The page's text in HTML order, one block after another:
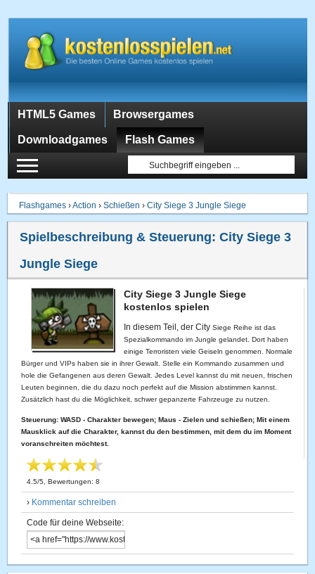
HTML5 Games Browsergames
Downloadgames Flash Games
Flashgames ›Action ›Schießen ›City Siege 3 Jungle Siege
Spielbeschreibung & Steuerung:City Siege 3
Jungle Siege
City Siege 3 Jungle Siege
kostenlos spielen
In diesem Teil, der CitySiege Reihe ist das
Spezialkommando im Jungle gelandet. Dort haben
einige Terroristen viele Geiseln genommen. Normale
Bürger und VIPs haben sie in ihrer Gewalt. Stelle ein Kommando zusammen und
hole die Gefangenen aus deren Gewalt. Jedes Level kannst du mit neuen, frischen
Leuten beginnen, die du dazu noch perfekt auf die Mission abstimmen kannst.
Zusätzlich hast du die Möglichkeit, schwer gepanzerte Fahrzeuge zu nutzen.
Steuerung: WASD - Charakter bewegen; Maus - Zielen und schießen; Mit einem
Mausklick auf die Charakter, kannst du den bestimmen, mit dem du im Moment
voranschreiten möchtest.
4.5/5 , Bewertungen:8
› Kommentar schreiben
Code für deine Webseite: